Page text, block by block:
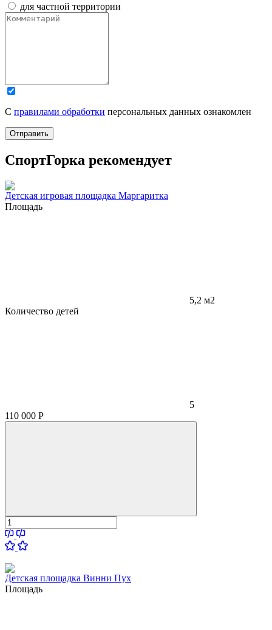
для частной территории
С правилами обработки персональных данных ознакомлен
Отправить
СпортГорка рекомендует
Детская игровая площадка Маргаритка
Площадь
5,2 м2
Количество детей
5
110 000 Р
Детская площадка Винни Пух
Площадь